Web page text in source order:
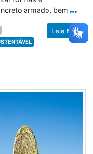
armado, bem
Leia Mais